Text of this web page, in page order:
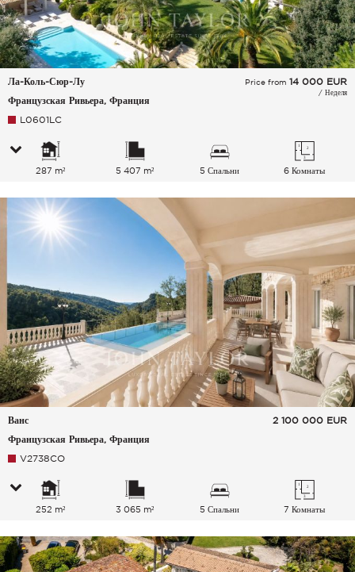
Ла-Коль-Сюр-Лу
Французская Ривьера, Франция
Price from 14 000 EUR
/ Неделя
L0601LC
287 m² 5 407 m² 5 Спальни 6 Комнаты
Ванс
Французская Ривьера, Франция
2 100 000 EUR
V2738CO
252 m² 3 065 m² 5 Спальни 7 Комнаты